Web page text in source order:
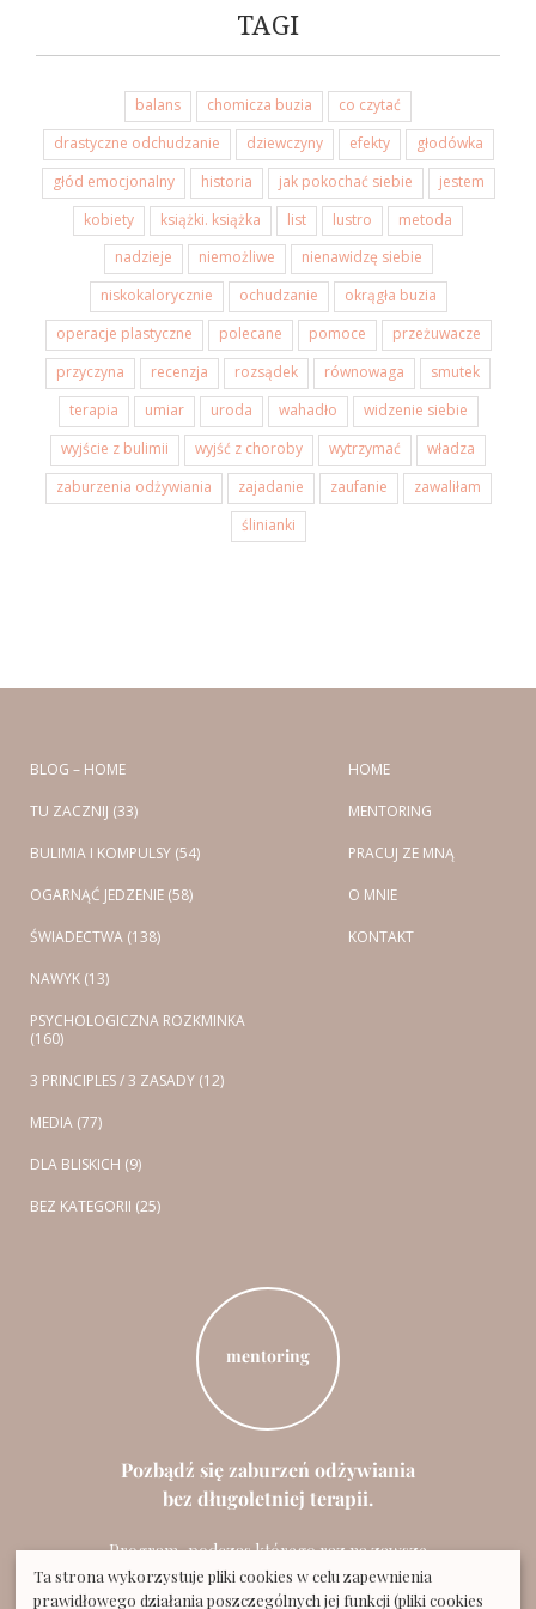
TAGI
balans chomicza buzia
co czytać
drastyczne odchudzanie
dziewczyny efekty
głodówka
głód emocjonalny
historia jak pokochać siebie
jestem
kobiety
książki. książka list lustro
metoda
nadzieje
niemożliwe
nienawidzę siebie
niskokalorycznie
ochudzanie
okrągła buzia
operacje plastyczne
polecane pomoce
przeżuwacze
przyczyna
recenzja rozsądek równowaga
smutek
terapia
umiar uroda wahadło
widzenie siebie
wyjście z bulimii
wyjść z choroby wytrzymać
władza
zaburzenia odżywiania
zajadanie zaufanie
zawaliłam
ślinianki
BLOG – HOME
TU ZACZNIJ (33)
BULIMIA I KOMPULSY (54)
OGARNĄĆ JEDZENIE (58)
ŚWIADECTWA (138)
NAWYK (13)
PSYCHOLOGICZNA ROZKMINKA
(160)
3 PRINCIPLES / 3 ZASADY (12)
MEDIA (77)
DLA BLISKICH (9)
BEZ KATEGORII (25)
HOME
MENTORING
PRACUJ ZE MNĄ
O MNIE
KONTAKT
mentoring
Pozbądź się zaburzeń odżywiania
bez długoletniej terapii.
Program, podczas którego raz na zawsze
rozwiążesz swój problem z jedzeniem.
Ta strona wykorzystuje pliki cookies w celu zapewnienia
prawidłowego działania poszczególnych jej funkcji (pliki cookies